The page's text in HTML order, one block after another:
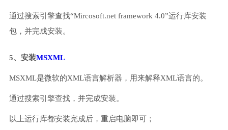
通过搜索引擎查找“Mircosoft.net framework 4.0”运行库安装
包，并完成安装。
5、安装MSXML
MSXML是微软的XML语言解析器，用来解释XML语言的。
通过搜索引擎查找，并完成安装。
以上运行库都安装完成后，重启电脑即可；